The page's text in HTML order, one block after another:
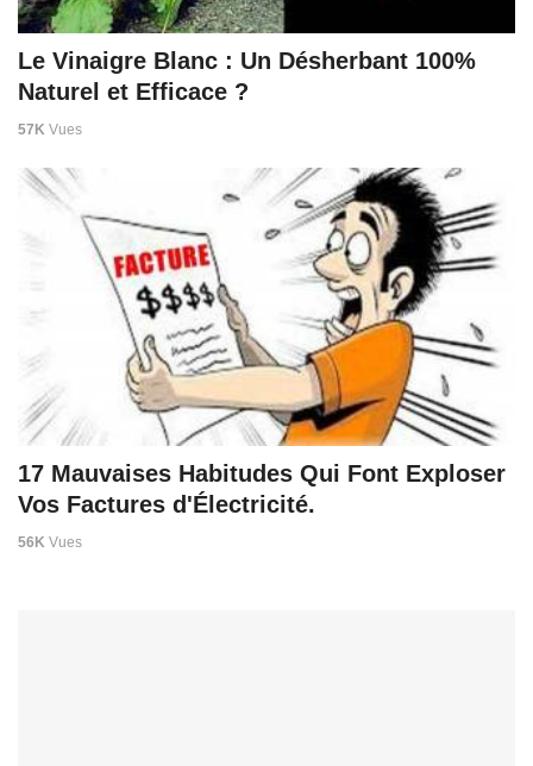
Le Vinaigre Blanc : Un Désherbant 100%
Naturel et Efficace ?
57K Vues
17 Mauvaises Habitudes Qui Font Exploser
Vos Factures d'Électricité.
56K Vues